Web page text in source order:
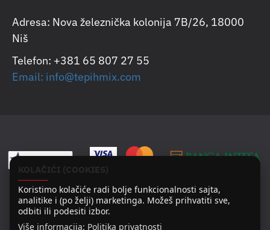
Adresa: Nova železnička kolonija 7B/26, 18000
Niš
Telefon: +381 65 807 27 55
Email: info@tepihmix.com
KOLAČIĆI (COOKIES)
Koristimo kolačiće radi bolje funkcionalnosti sajta,
analitike i (po želji) marketinga. Možeš prihvatiti sve,
odbiti ili podesiti izbor.
Više informacija: Politika privatnosti